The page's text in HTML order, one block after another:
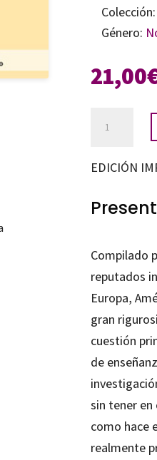
Colección:
Género:
21,00
la
EDICIÓN
Compilado
reputados
Europa,
gran
cuestión
de
sin tener
como hace
realmente